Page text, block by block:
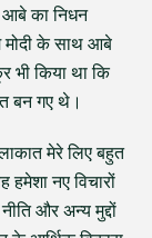
आबे का निधन
मोदी के साथ आबे
भी किया था कि
बन गए थे।
मेरे लिए बहुत
हमेशा नए विचारों
और अन्य मुद्दों